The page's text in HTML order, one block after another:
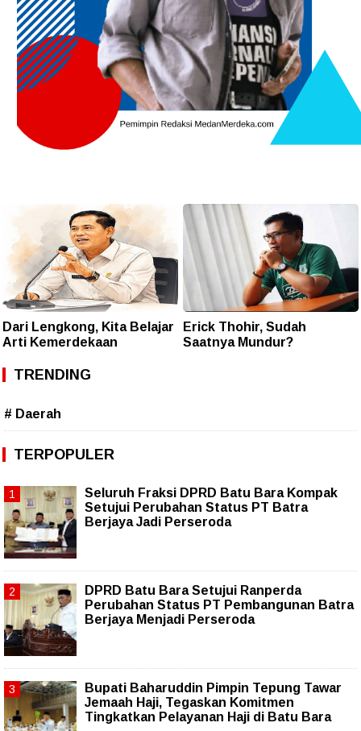
Dari Lengkong, Kita Belajar
Arti Kemerdekaan
Erick Thohir, Sudah
Saatnya Mundur?
TRENDING
# Daerah
TERPOPULER
Seluruh Fraksi DPRD Batu Bara Kompak
Setujui Perubahan Status PT Batra
Berjaya Jadi Perseroda
DPRD Batu Bara Setujui Ranperda
Perubahan Status PT Pembangunan Batra
Berjaya Menjadi Perseroda
Bupati Baharuddin Pimpin Tepung Tawar
Jemaah Haji, Tegaskan Komitmen
Tingkatkan Pelayanan Haji di Batu Bara